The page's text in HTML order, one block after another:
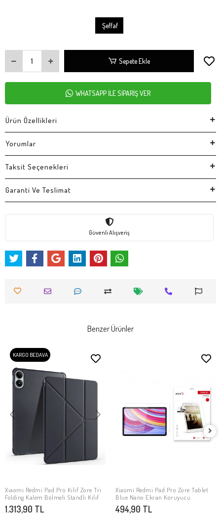
Şeffaf
Sepete Ekle
WHATSAPP İLE SİPARİŞ VER
Ürün Özellikleri
Yorumlar
Taksit Seçenekleri
Garanti Ve Teslimat
Güvenli Alışveriş
Benzer Ürünler
KARGO BEDAVA
SEPETE EKLE
Xiaomi Redmi Pad Pro Kılıf Zore Tri
Folding Kalem Bölmeli Standlı Kılıf
1.313,90 TL
SEPETE EKLE
Xiaomi Redmi Pad Pro Zore Tablet
Blue Nano Ekran Koruyucu
494,90 TL